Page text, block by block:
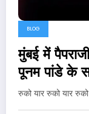
BLOG
मुंबई में
पूनम पांडे के
रुको यार रुको यार